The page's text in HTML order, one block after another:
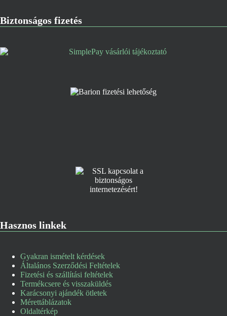
Biztonságos fizetés
Hasznos linkek
Gyakran ismételt kérdések
Általános Szerződési Feltételek
Fizetési és szállítási feltételek
Termékcsere és visszaküldés
Karácsonyi ajándék ötletek
Mérettáblázatok
Oldaltérkép